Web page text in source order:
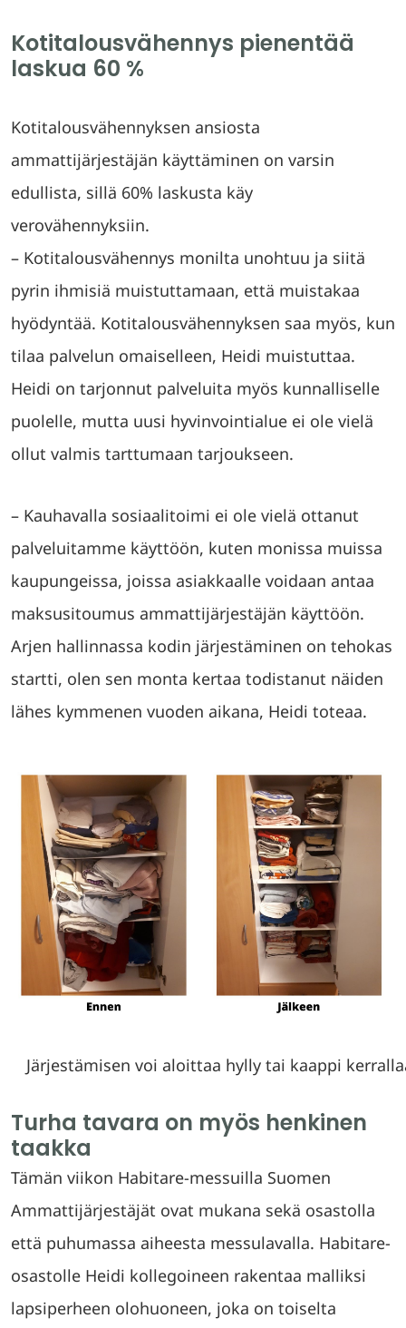
Kotitalousvähennys pienentää
laskua 60 %
Kotitalousvähennyksen ansiosta
ammattijärjestäjän käyttäminen on varsin
edullista, sillä 60% laskusta käy
verovähennyksiin.
– Kotitalousvähennys monilta unohtuu ja siitä
pyrin ihmisiä muistuttamaan, että muistakaa
hyödyntää. Kotitalousvähennyksen saa myös, kun
tilaa palvelun omaiselleen, Heidi muistuttaa.
Heidi on tarjonnut palveluita myös kunnalliselle
puolelle, mutta uusi hyvinvointialue ei ole vielä
ollut valmis tarttumaan tarjoukseen.
– Kauhavalla sosiaalitoimi ei ole vielä ottanut
palveluitamme käyttöön, kuten monissa muissa
kaupungeissa, joissa asiakkaalle voidaan antaa
maksusitoumus ammattijärjestäjän käyttöön.
Arjen hallinnassa kodin järjestäminen on tehokas
startti, olen sen monta kertaa todistanut näiden
lähes kymmenen vuoden aikana, Heidi toteaa.
Järjestämisen voi aloittaa hylly tai kaappi
Turha tavara on myös henkinen
taakka
Tämän viikon Habitare-messuilla Suomen
Ammattijärjestäjät ovat mukana sekä osastolla
että puhumassa aiheesta messulavalla. Habitare-
osastolle Heidi kollegoineen rakentaa malliksi
lapsiperheen olohuoneen, joka on toiselta